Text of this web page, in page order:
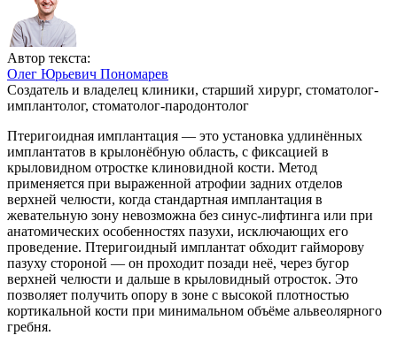
Автор текста:
Олег Юрьевич Пономарев
Создатель и владелец клиники, старший хирург, стоматолог-
имплантолог, стоматолог-пародонтолог
Птеригоидная имплантация — это установка удлинённых
имплантатов в крылонёбную область, с фиксацией в
крыловидном отростке клиновидной кости. Метод
применяется при выраженной атрофии задних отделов
верхней челюсти, когда стандартная имплантация в
жевательную зону невозможна без синус-лифтинга или при
анатомических особенностях пазухи, исключающих его
проведение. Птеригоидный имплантат обходит гайморову
пазуху стороной — он проходит позади неё, через бугор
верхней челюсти и дальше в крыловидный отросток. Это
позволяет получить опору в зоне с высокой плотностью
кортикальной кости при минимальном объёме альвеолярного
гребня.